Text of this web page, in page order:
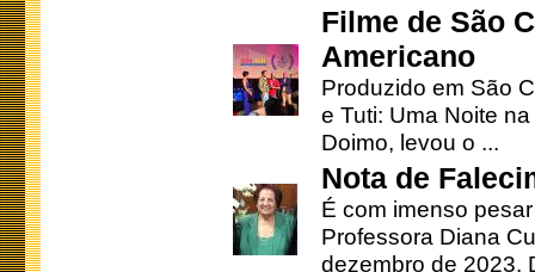
Filme de São
Americano
Produzido em São
e Tuti: Uma Noite
Doimo, levou o ...
Nota de
É com imenso
Professora Diana
dezembro de 2023.